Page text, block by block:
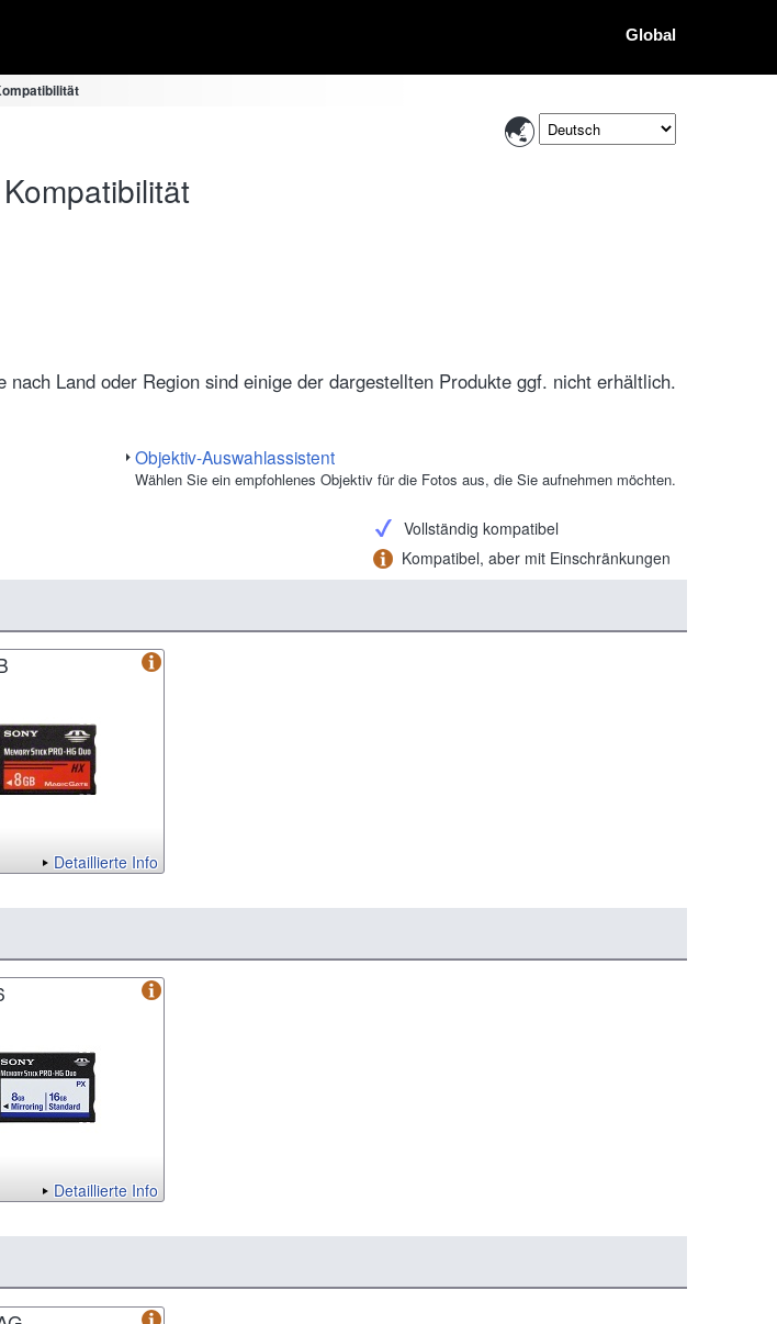
Global
nach Land oder Region sind einige der dargestellten Produkte ggf. nicht erhältlich.
Objektiv-Auswahlassistent
Wählen Sie ein empfohlenes Objektiv für die Fotos aus, die Sie aufnehmen möchten.
Vollständig kompatibel
Kompatibel, aber mit Einschränkungen
Detaillierte Info
Detaillierte Info